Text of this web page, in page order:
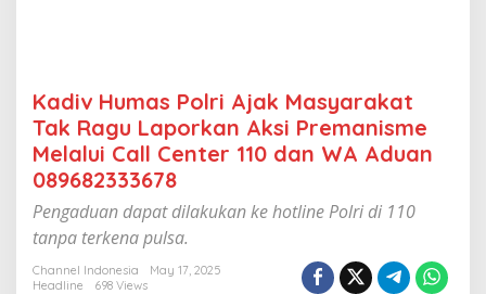
a
r
a
k
t
T
a
k
R
Kadiv Humas Polri Ajak Masyarakat
Tak Ragu Laporkan Aksi Premanisme
Melalui Call Center 110 dan WA Aduan
089682333678
Pengaduan dapat dilakukan ke hotline Polri di 110
tanpa terkena pulsa.
Channel Indonesia
May 17, 2025
Headline
698 Views